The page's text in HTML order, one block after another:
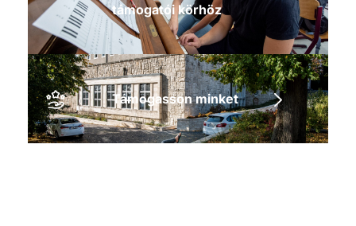
támogatói körhöz
Támogasson minket